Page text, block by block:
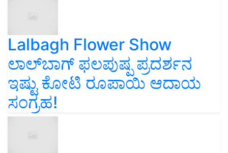
Lalbagh Flower Show
ಲಾಲ್‌ಬಾಗ್ ಫಲಪುಷ್ಪ ಪ್ರದರ್ಶನ
ಇಷ್ಟು ಕೋಟಿ ರೂಪಾಯಿ ಆದಾಯ
ಸಂಗ್ರಹ!